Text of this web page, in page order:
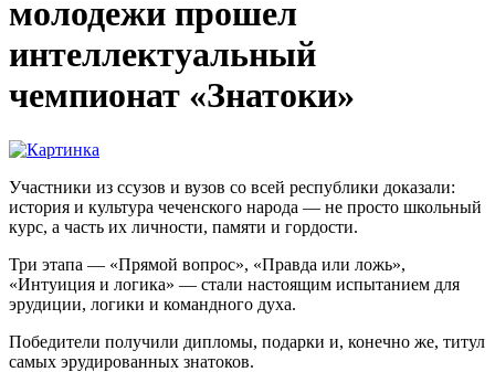
молодежи прошел
интеллектуальный
чемпионат «Знатоки»
Участники из ссузов и вузов со всей республики доказали:
история и культура чеченского народа — не просто школьный
курс, а часть их личности, памяти и гордости.
Три этапа — «Прямой вопрос», «Правда или ложь»,
«Интуиция и логика» — стали настоящим испытанием для
эрудиции, логики и командного духа.
Победители получили дипломы, подарки и, конечно же, титул
самых эрудированных знатоков.